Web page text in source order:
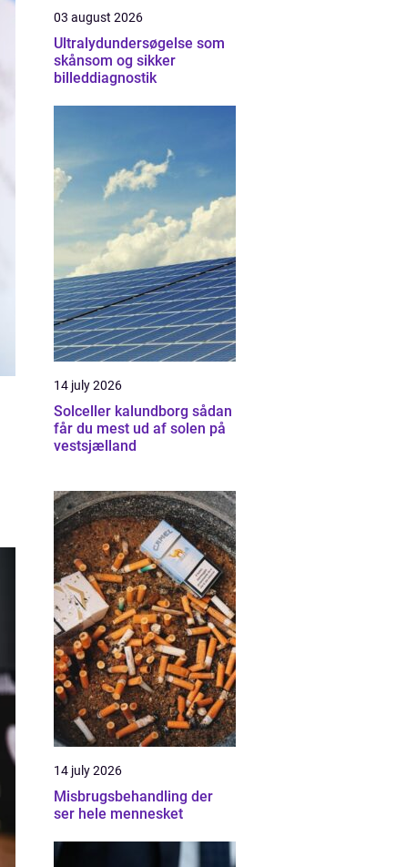
03 august 2026
Ultralydundersøgelse som
skånsom og sikker
billeddiagnostik
14 july 2026
Solceller kalundborg sådan
får du mest ud af solen på
vestsjælland
14 july 2026
Misbrugsbehandling der
ser hele mennesket